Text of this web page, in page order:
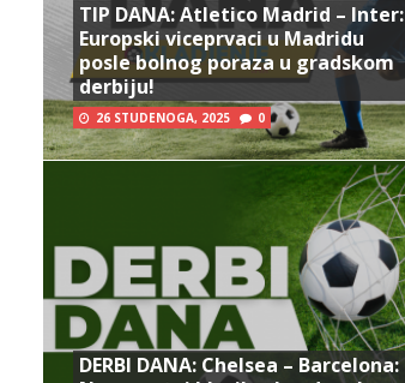
TIP DANA: Atletico Madrid – Inter:
Europski viceprvaci u Madridu
posle bolnog poraza u gradskom
derbiju!
26 STUDENOGA, 2025 0
DERBI DANA: Chelsea – Barcelona: